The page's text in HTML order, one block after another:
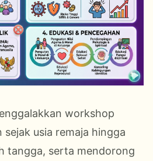
workshop
usia remaja hingga
tangga, serta mendorong